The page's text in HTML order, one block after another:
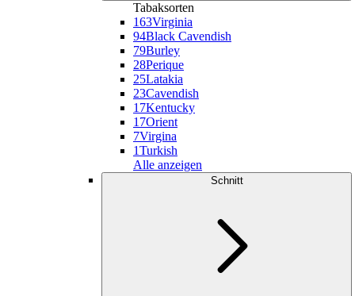
Tabaksorten
163Virginia
94Black Cavendish
79Burley
28Perique
25Latakia
23Cavendish
17Kentucky
17Orient
7Virgina
1Turkish
Alle anzeigen
Schnitt